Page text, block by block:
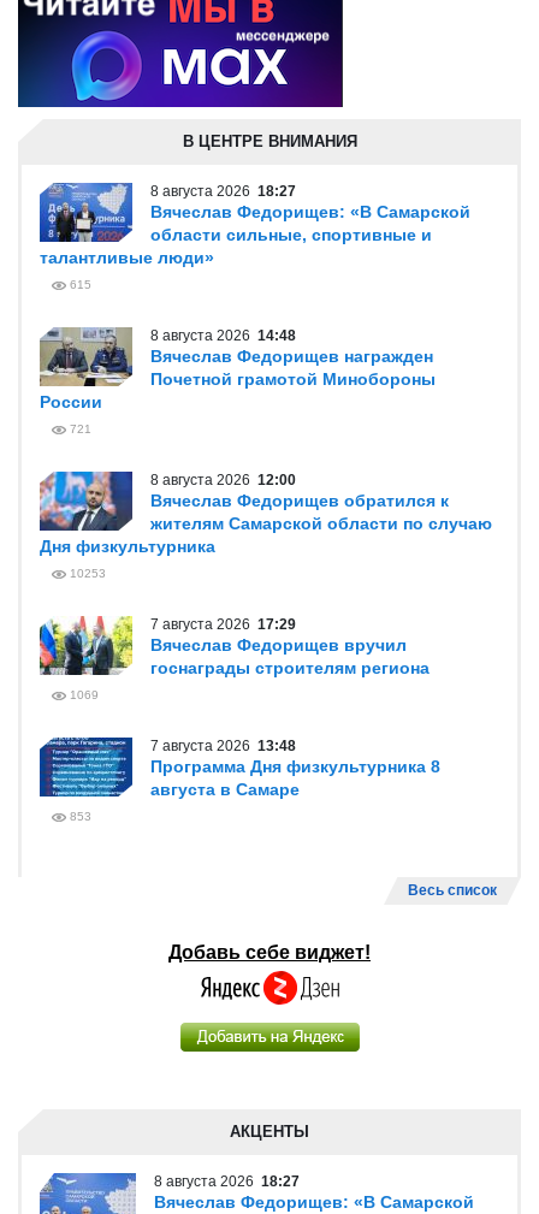
В ЦЕНТРЕ ВНИМАНИЯ
8 августа 2026 18:27
Вячеслав Федорищев: «В Самарской
области сильные, спортивные и
талантливые люди»
615
8 августа 2026 14:48
Вячеслав Федорищев награжден
Почетной грамотой Минобороны
России
721
8 августа 2026 12:00
Вячеслав Федорищев обратился к
жителям Самарской области по случаю
Дня физкультурника
10253
7 августа 2026 17:29
Вячеслав Федорищев вручил
госнаграды строителям региона
1069
7 августа 2026 13:48
Программа Дня физкультурника 8
августа в Самаре
853
Весь список
Добавь себе виджет!
АКЦЕНТЫ
8 августа 2026 18:27
Вячеслав Федорищев: «В Самарской